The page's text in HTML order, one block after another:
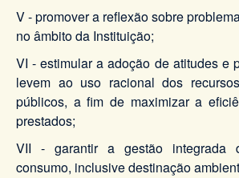
V - promover a reflexão sobre
no âmbito da Instituição;
VI - estimular a adoção de atitudes e
levem ao uso racional dos
públicos, a fim de maximizar a
prestados;
VII - garantir a gestão integrada
consumo, inclusive destinação